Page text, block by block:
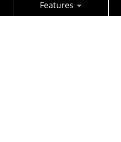
Features